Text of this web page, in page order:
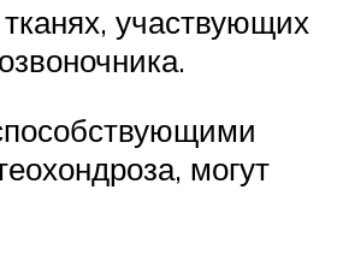
тканях, участвующих
могут